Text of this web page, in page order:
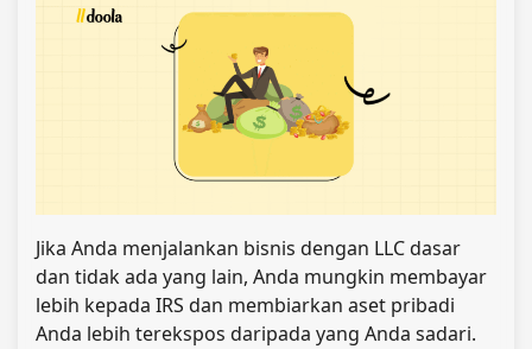
Jika Anda menjalankan bisnis dengan LLC dasar
dan tidak ada yang lain, Anda mungkin membayar
lebih kepada IRS dan membiarkan aset pribadi
Anda lebih terekspos daripada yang Anda sadari.